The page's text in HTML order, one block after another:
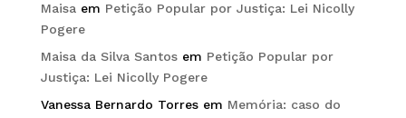
Maisaem Petição Popular por Justiça: Lei Nicolly
Pogere
Maisa da Silva Santosem Petição Popular por
Justiça: Lei Nicolly Pogere
Vanessa Bernardo Torresem Memória: caso do